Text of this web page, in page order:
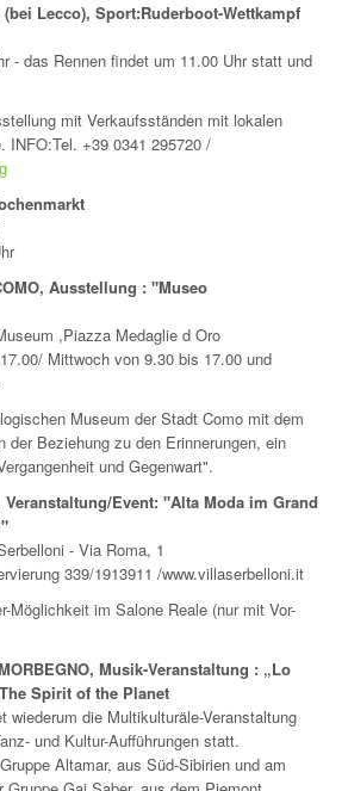
(bei Lecco), Sport:Ruderboot-Wettkampf
- das Rennen findet um 11.00 Uhr statt und
mit Verkaufsständen mit lokalen
INFO:Tel. +39 0341 295720 /
Ausstellung : "Museo
,Piazza Medaglie d Oro
Mittwoch von 9.30 bis 17.00 und
Museum der Stadt Como mit dem
der Beziehung zu den Erinnerungen, ein
und Gegenwart".
Veranstaltung/Event: "Alta Moda im Grand
- Via Roma, 1
339/1913911 /www.villaserbelloni.it
Möglichkeit im Salone Reale (nur mit Vor-
Musik-Veranstaltung : „Lo
Spirit of the Planet
wiederum die Multikulturäle-Veranstaltung
und Kultur-Aufführungen statt.
Altamar, aus Süd-Sibirien und am